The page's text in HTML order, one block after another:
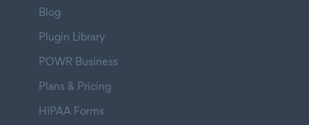
Blog
Plugin Library
POWR Business
Plans & Pricing
HIPAA Forms